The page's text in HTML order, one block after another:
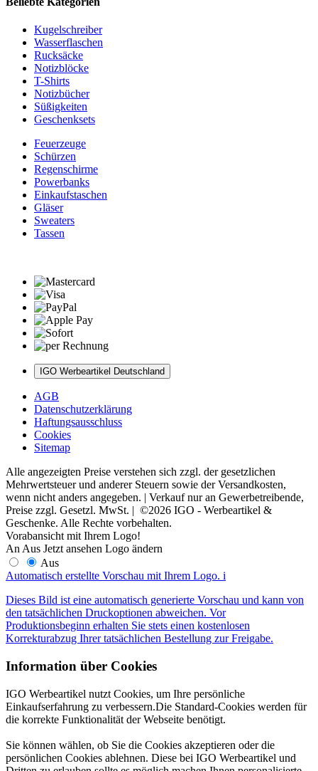
Kugelschreiber
Wasserflaschen
Rucksäcke
Notizblöcke
T-Shirts
Notizbücher
Süßigkeiten
Geschenksets
Feuerzeuge
Schürzen
Regenschirme
Powerbanks
Einkaufstaschen
Gläser
Sweaters
Tassen
IGO Werbeartikel Deutschland
AGB
Datenschutzerklärung
Haftungsausschluss
Cookies
Sitemap
Alle angezeigten Preise verstehen sich zzgl. der gesetzlichen
Mehrwertsteuer und anderer Steuern sowie der Versandkosten,
wenn nicht anders angegeben. | Verkauf nur an Gewerbetreibende,
Preise zzgl. Gesetzl. MwSt. | ©2026 IGO - Werbeartikel &
Geschenke. Alle Rechte vorbehalten.
Vorabansicht mit Ihrem Logo!
An Aus Jetzt ansehen Logo ändern
Aus
Automatisch erstellte Vorschau mit Ihrem Logo. i
Dieses Bild ist eine automatisch generierte Vorschau und kann von
den tatsächlichen Druckoptionen abweichen. Vor
Produktionsbeginn erhalten Sie stets einen kostenlosen
Korrekturabzug Ihrer tatsächlichen Bestellung zur Freigabe.
Information über Cookies
IGO Werbeartikel nutzt Cookies, um Ihre persönliche
Einkaufserfahrung zu verbessern.Die Standard-Cookies werden für
die korrekte Funktionalität der Webseite benötigt.
Sie können wählen, ob Sie die Cookies akzeptieren oder die
persönlichen Cookies ablehnen. Diese bei IGO Werbeartikel und